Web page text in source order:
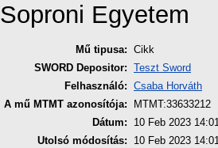
Soproni Egyetem
Mű tipusa: Cikk
SWORD Depositor: Teszt Sword
Felhasználó: Csaba Horváth
A mű MTMT azonosítója:
MTMT:33633212
Dátum:
10 Feb 2023
Utolsó módosítás:
10 Feb 2023